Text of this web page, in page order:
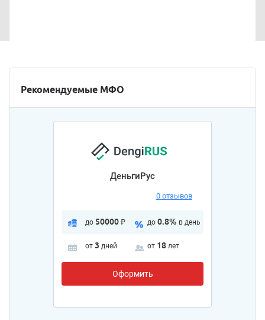
Рекомендуемые МФО
ДеньгиРус
0 отзывов
до 50000 ₽ до 0.8% в день
от 3 дней от 18 лет
Оформить